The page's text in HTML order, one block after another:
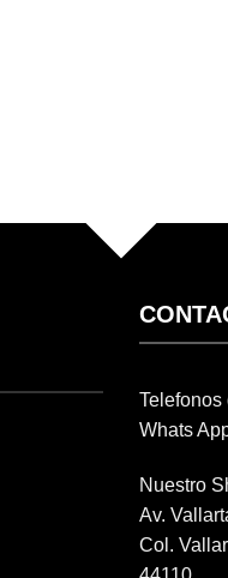
Telefonos
Whats
Nuestro
Av.
Col.